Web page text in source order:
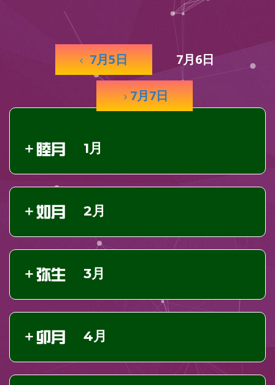
7月5日 7月6日
7月7日
1月
2月
3月
4月